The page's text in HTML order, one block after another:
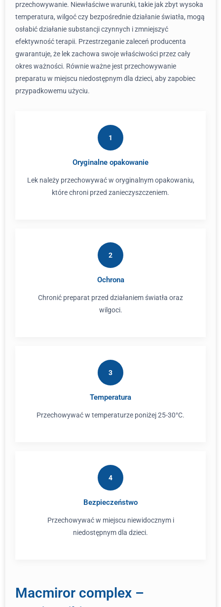
przechowywanie. Niewłaściwe warunki, takie jak zbyt wysoka
temperatura, wilgoć czy bezpośrednie działanie światła, mogą
osłabić działanie substancji czynnych i zmniejszyć
efektywność terapii. Przestrzeganie zaleceń producenta
gwarantuje, że lek zachowa swoje właściwości przez cały
okres ważności. Równie ważne jest przechowywanie
preparatu w miejscu niedostępnym dla dzieci, aby zapobiec
przypadkowemu użyciu.
1
Oryginalne opakowanie
Lek należy przechowywać w oryginalnym opakowaniu,
które chroni przed zanieczyszczeniem.
2
Ochrona
Chronić preparat przed działaniem światła oraz
wilgoci.
3
Temperatura
Przechowywać w temperaturze poniżej 25-30°C.
4
Bezpieczeństwo
Przechowywać w miejscu niewidocznym i
niedostępnym dla dzieci.
Macmiror complex –